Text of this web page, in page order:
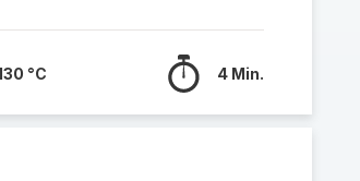
°C 4 Min.